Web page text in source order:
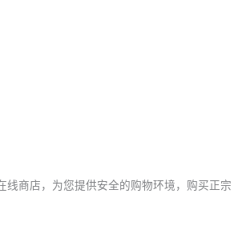
线商店，为您提供安全的购物环境，购买正宗